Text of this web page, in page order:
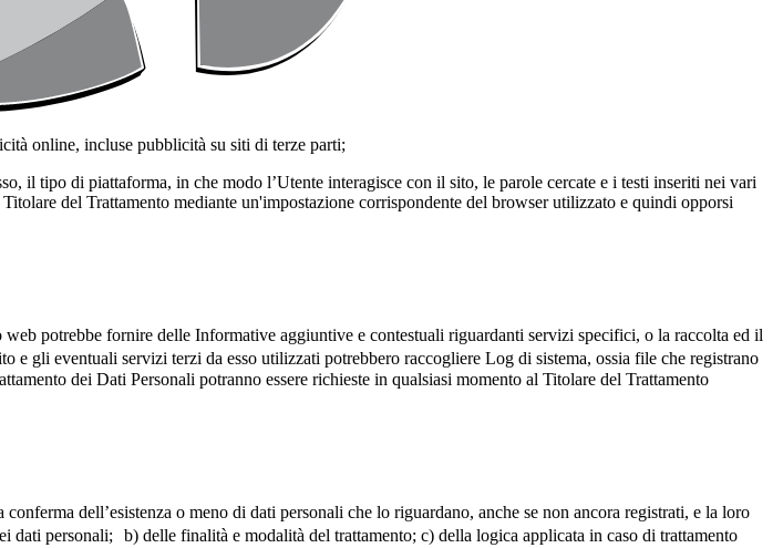
online, incluse pubblicità su siti di terze parti;
il tipo di piattaforma, in che modo l’Utente interagisce con il sito, le parole cercate e i testi inseriti nei vari
del Trattamento mediante un'impostazione corrispondente del browser utilizzato e quindi opporsi
potrebbe fornire delle Informative aggiuntive e contestuali riguardanti servizi specifici, o la raccolta ed il
e gli eventuali servizi terzi da esso utilizzati potrebbero raccogliere Log di sistema, ossia file che registrano
dei Dati Personali potranno essere richieste in qualsiasi momento al Titolare del Trattamento
dell’esistenza o meno di dati personali che lo riguardano, anche se non ancora registrati, e la loro
personali; b) delle finalità e modalità del trattamento; c) della logica applicata in caso di trattamento